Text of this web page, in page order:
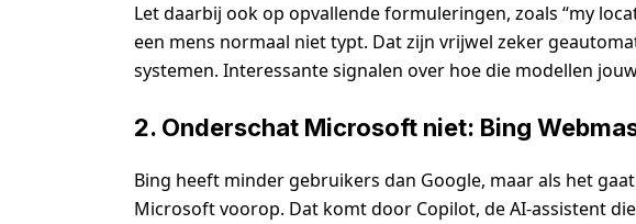
Let daarbij ook op opvallende formuleringen, zoals “my
een mens normaal niet typt. Dat zijn vrijwel zeker
systemen. Interessante signalen over hoe die modellen
2. Onderschat Microsoft niet: Bing
Bing heeft minder gebruikers dan Google, maar als het
Microsoft voorop. Dat komt door Copilot, de AI-assistent